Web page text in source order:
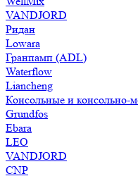
VANDJORD
Ридан
Lowara
Гранпамп (ADL)
Waterflow
Liancheng
Консольные и консольно-
Grundfos
Ebara
LEO
VANDJORD
CNP